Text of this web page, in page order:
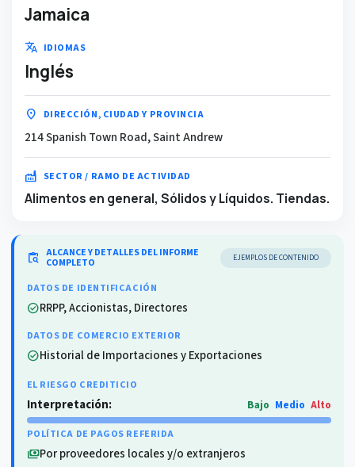
Jamaica
translate IDIOMAS
Inglés
location_on DIRECCIÓN, CIUDAD Y PROVINCIA
214 Spanish Town Road, Saint Andrew
factory SECTOR / RAMO DE ACTIVIDAD
Alimentos en general, Sólidos y Líquidos. Tiendas.
content_paste_search ALCANCE Y DETALLES DEL INFORME
COMPLETO EJEMPLOS DE CONTENIDO
DATOS DE IDENTIFICACIÓN
check_circleRRPP, Accionistas, Directores
DATOS DE COMERCIO EXTERIOR
check_circleHistorial de Importaciones y Exportaciones
EL RIESGO CREDITICIO
Interpretación: Bajo Medio Alto
POLÍTICA DE PAGOS REFERIDA
paymentsPor proveedores locales y/o extranjeros